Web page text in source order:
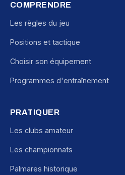
COMPRENDRE
Les règles du jeu
Positions et tactique
Choisir son équipement
Programmes d'entraînement
PRATIQUER
Les clubs amateur
Les championnats
Palmares historique